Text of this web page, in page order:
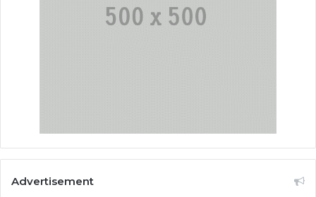
Advertisement